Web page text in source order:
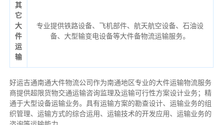
其
它
大
件
运
输
专业提供铁路设备、飞机部件、航天航空设备、石油设
备、大型输变电设备等大件备物流运输服务。
好运吉通南通大件物流公司作为南通地区专业的大件运输物流服务
商提供超限货物交通运输咨询监理及运输可行性方案设计业务；精
通于大型设备运输业务。具有运输方案的勘查设计、运输业务的组
织管理、运输方式的综合运用、运输技术的开发应用、运输业务的